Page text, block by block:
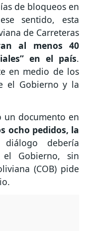
de bloqueos en
sentido, esta
de Carreteras
al menos 40
en el país.
en medio de los
el Gobierno y la
un documento en
ocho pedidos, la
debería
Gobierno, sin
(COB) pide